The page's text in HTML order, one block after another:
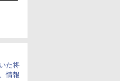
た将
情報